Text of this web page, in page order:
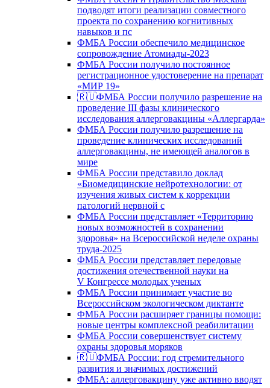
подводят итоги реализации совместного
проекта по сохранению когнитивных
навыков и пс
ФМБА России обеспечило медицинское
сопровождение Атомиады-2023
ФМБА России получило постоянное
регистрационное удостоверение на препарат
«МИР 19»
🇷🇺ФМБА России получило разрешение на
проведение III фазы клинического
исследования аллерговакцины «Аллергарда»
ФМБА России получило разрешение на
проведение клинических исследований
аллерговакцины, не имеющей аналогов в
мире
ФМБА России представило доклад
«Биомедицинские нейротехнологии: от
изучения живых систем к коррекции
патологий нервной с
ФМБА России представляет «Территорию
новых возможностей в сохранении
здоровья» на Всероссийской неделе охраны
труда-2025
ФМБА России представляет передовые
достижения отечественной науки на
V Конгрессе молодых ученых
ФМБА России принимает участие во
Всероссийском экологическом диктанте
ФМБА России расширяет границы помощи:
новые центры комплексной реабилитации
ФМБА России совершенствует систему
охраны здоровья моряков
🇷🇺ФМБА России: год стремительного
развития и значимых достижений
ФМБА: аллерговакцину уже активно вводят